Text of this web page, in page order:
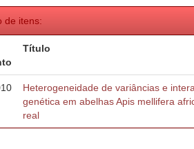
de itens:
Título
Heterogeneidade de variâncias e
genética em abelhas Apis mellifera
real